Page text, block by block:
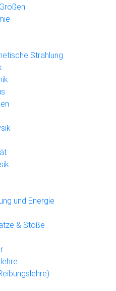
Strahlung
und Energie
& Stöße